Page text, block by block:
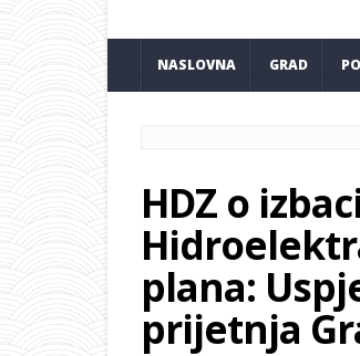
NASLOVNA GRAD
HDZ o
plana:
prijetnja